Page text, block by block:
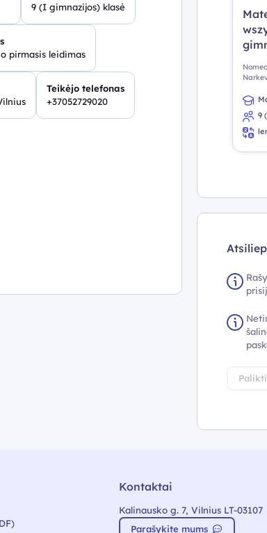
9 (I gimnazijos) klasė
pirmasis leidimas
Teikėjo telefonas
+37052729020
9
Kontaktai
Kalinausko g. 7, Vilnius LT-03107
Parašykite mums